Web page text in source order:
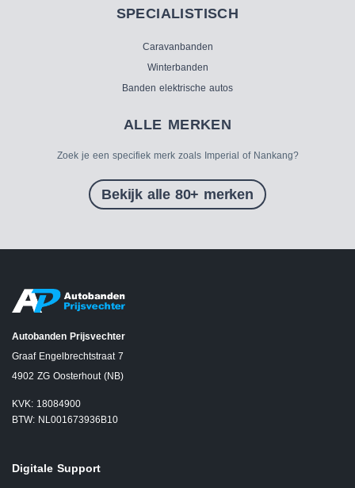
SPECIALISTISCH
Caravanbanden
Winterbanden
Banden elektrische autos
ALLE MERKEN
Zoek je een specifiek merk zoals Imperial of Nankang?
Bekijk alle 80+ merken
Autobanden Prijsvechter
Graaf Engelbrechtstraat 7
4902 ZG Oosterhout (NB)
KVK: 18084900
BTW: NL001673936B10
Digitale Support